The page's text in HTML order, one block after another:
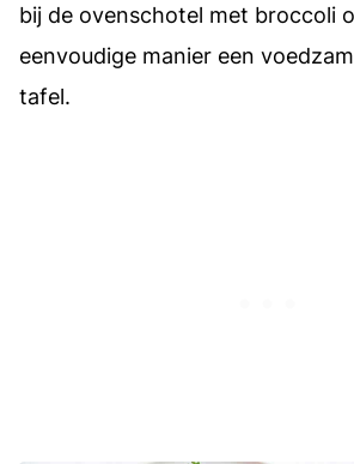
bij de ovenschotel met broccoli
eenvoudige manier een
tafel.